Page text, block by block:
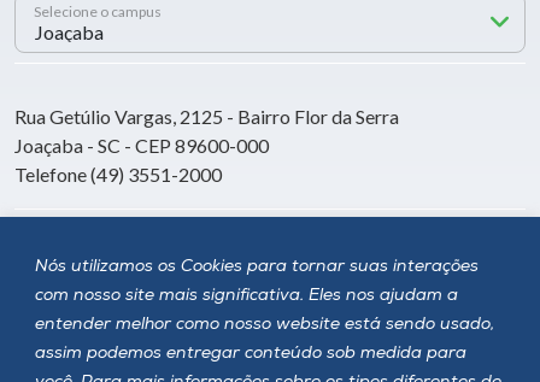
Nós utilizamos os Cookies para tornar suas interações
com nosso site mais significativa. Eles nos ajudam a
entender melhor como nosso website está sendo usado,
assim podemos entregar conteúdo sob medida para
Selecione o campus
Rua Getúlio Vargas, 2125 - Bairro Flor da Serra
Joaçaba - SC - CEP 89600-000
Telefone (49) 3551-2000
Siga a Unoesc